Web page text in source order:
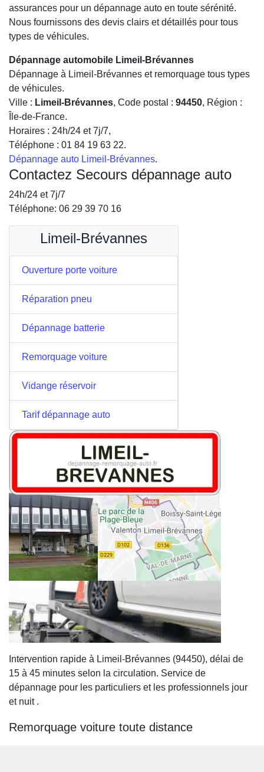
assurances pour un dépannage auto en toute sérénité.
Nous fournissons des devis clairs et détaillés pour tous
types de véhicules.
Dépannage automobile Limeil-Brévannes
Dépannage à Limeil-Brévannes et remorquage tous types
de véhicules.
Ville : Limeil-Brévannes, Code postal : 94450, Région :
Île-de-France.
Horaires : 24h/24 et 7j/7,
Téléphone : 01 84 19 63 22.
Dépannage auto Limeil-Brévannes.
Contactez Secours dépannage auto
24h/24 et 7j/7
Téléphone: 06 29 39 70 16
Limeil-Brévannes
Ouverture porte voiture
Réparation pneu
Dépannage batterie
Remorquage voiture
Vidange réservoir
Tarif dépannage auto
Intervention rapide à Limeil-Brévannes (94450), délai de
15 à 45 minutes selon la circulation. Service de
dépannage pour les particuliers et les professionnels jour
et nuit .
Remorquage voiture toute distance